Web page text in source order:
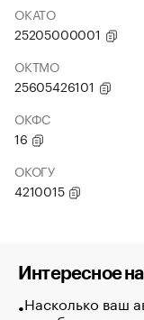
ОКАТО
25205000001
ОКТМО
25605426101
ОКФС
16
ОКОГУ
4210015
Интересное
Насколько ваш